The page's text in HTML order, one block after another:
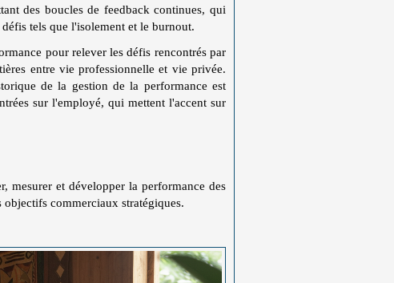
des boucles de feedback continues, qui
tels que l'isolement et le burnout.
pour relever les défis rencontrés par
entre vie professionnelle et vie privée.
de la gestion de la performance est
sur l'employé, qui mettent l'accent sur
mesurer et développer la performance des
commerciaux stratégiques.